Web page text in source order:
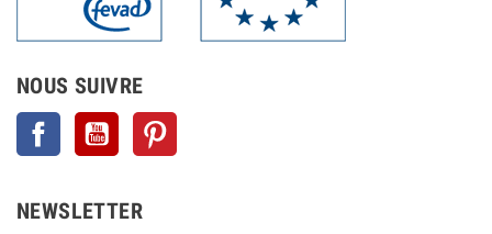
NOUS SUIVRE
Facebook YouTube
NEWSLETTER